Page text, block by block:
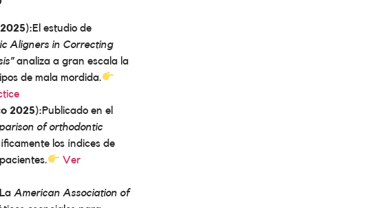
El estudio de
Aligners in Correcting
analiza a gran escala la
de mala mordida.
2025):Publicado en el
of orthodontic
los índices de
Ver
La American Association of